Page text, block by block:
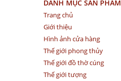
DANH MỤC SẢN PHẨM
Trang chủ
Giới thiệu
Hình ảnh cửa hàng
Thế giới phong thủy
Thế giới đồ thờ cúng
Thế giới tượng